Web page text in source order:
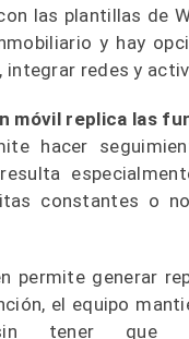
las plantillas de
y hay
integrar redes y
móvil replica las
hacer
constantes o
permite generar
el equipo
tener que